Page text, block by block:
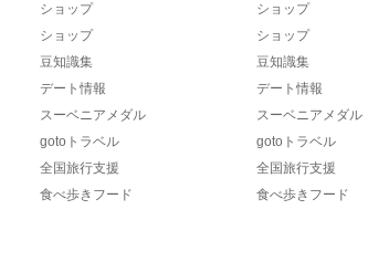
ショップ
ショップ
豆知識集
デート情報
スーベニアメダル
gotoトラベル
全国旅行支援
食べ歩きフード
ショップ
ショップ
豆知識集
デート情報
スーベニアメダル
gotoトラベル
全国旅行支援
食べ歩きフード